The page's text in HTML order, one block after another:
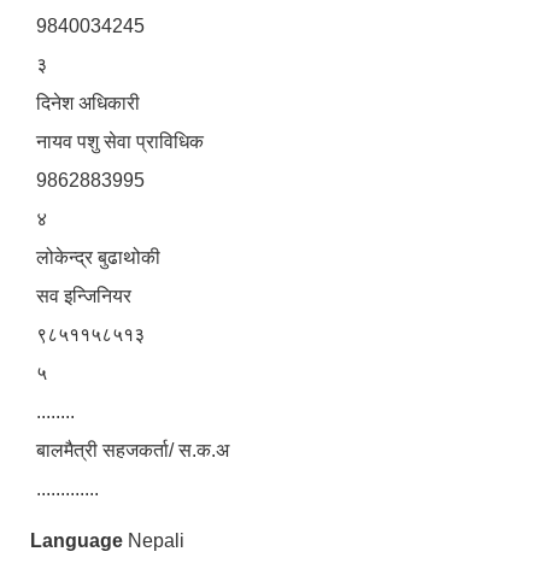
9840034245
३
दिनेश अधिकारी
नायव पशु सेवा प्राविधिक
9862883995
४
लोकेन्द्र बुढाथोकी
सव इन्जिनियर
९८५११५८५१३
५
........
बालमैत्री सहजकर्ता/ स.क.अ
.............
Language Nepali